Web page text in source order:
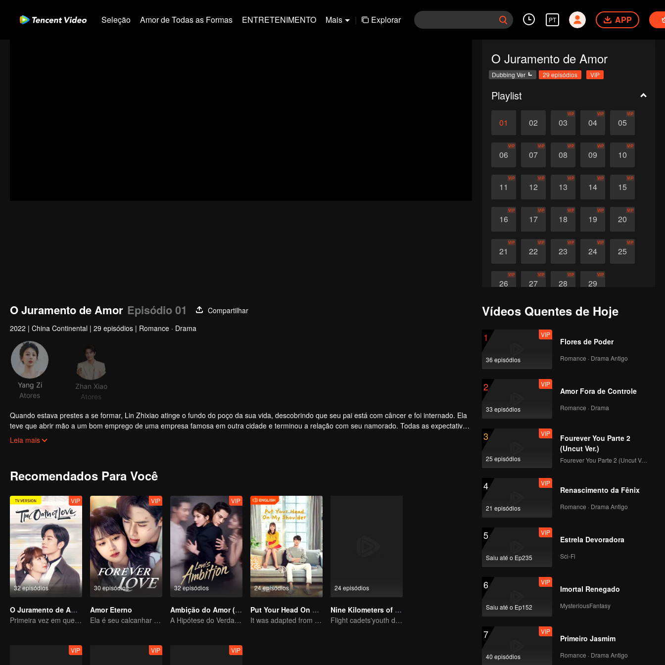
Seleção Amor de Todas as Formas ENTRETENIMENTO Mais | Explorar PT APP
O Juramento de Amor
Dubbing Ver 29 episódios VIP
Playlist
01 02 03
VIP
04
VIP
05
VIP
06
VIP
07
VIP
08
VIP
09
VIP
10
VIP
11
VIP
12
VIP
13
VIP
14
VIP
15
VIP
16
VIP
17
VIP
18
VIP
19
VIP
20
VIP
21
VIP
22
VIP
23
VIP
24
VIP
25
VIP
26
VIP
27
VIP
28
VIP
29
VIP
O Juramento de Amor Episódio 01
Compartilhar
2022 | China Continental | 29 episódios | Romance · Drama
Yang Zi
Atores
Zhan Xiao
Atores
Quando estava prestes a se formar, Lin Zhixiao atinge o fundo do poço da sua vida, descobrindo que seu pai está com câncer e foi internado. Ela
teve que abrir mão a um bom emprego de uma empresa famosa em outra cidade e terminou a relação com seu namorado. Todas as expectativas
de amor e de vida futura foram quebradas. Neste momento, Gu Wei, o médico de seu pai, entra em cena da sua vida. Quando o amor começa,
Leia mais
Recomendados Para Você
32 episódios
VIP
O Juramento de Amor
Primeira vez em que Yang Zi e Xiao Zhan atuam na novela de história de amor
30 episódios
VIP
Amor Eterno
Ela é seu calcanhar de Aquiles e sua armadura
32 episódios
VIP
Ambição do Amor (Versão em Inglês)
A Hipótese do Verdadeiro Amor entre Zhao Lusi e Chen Weiting
24 episódios
Put Your Head On My Shoulder (Eng Dub)
It was adapted from the same series of novels as "A Love so Beautiful"
24 episódios
Nine Kilometers of Love
Flight cadets'youth dream-driven journey
VIP VIP VIP
Vídeos Quentes de Hoje
1
36 episódios
VIP
Flores de Poder
Romance · Drama Antigo
2
33 episódios
VIP
Amor Fora de Controle
Romance · Drama
3
25 episódios
VIP
Fourever You Parte 2
(Uncut Ver.)
Fourever You Parte 2 (Uncut Ver.)
4
21 episódios
VIP
Renascimento da Fênix
Romance · Drama Antigo
5
Saiu até o Ep235
VIP
Estrela Devoradora
Sci-Fi
6
Saiu até o Ep152
VIP
Imortal Renegado
MysteriousFantasy
7
40 episódios
VIP
Primeiro Jasmim
Romance · Drama Antigo